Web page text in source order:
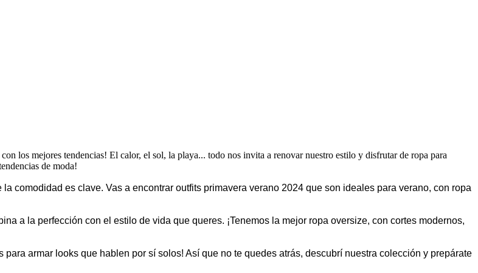
los mejores tendencias! El calor, el sol, la playa... todo nos invita a renovar nuestro estilo y disfrutar de ropa para
de moda!
comodidad es clave. Vas a encontrar outfits primavera verano 2024 que son ideales para verano, con ropa
a la perfección con el estilo de vida que queres. ¡Tenemos la mejor ropa oversize, con cortes modernos,
armar looks que hablen por sí solos! Así que no te quedes atrás, descubrí nuestra colección y prepárate